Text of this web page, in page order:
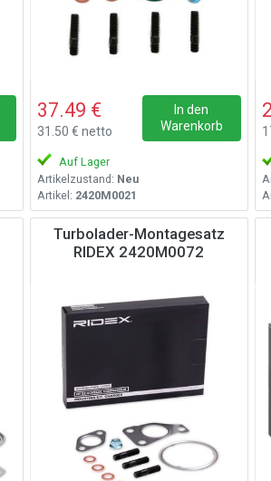
37.49 €
31.50 € netto
In den
Warenkorb
Auf Lager
Artikelzustand: Neu
Artikel: 2420M0021
Turbolader-Montagesatz
RIDEX 2420M0072